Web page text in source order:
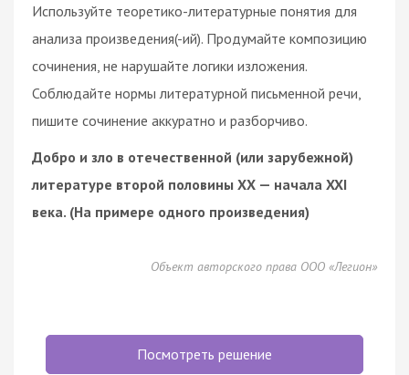
Используйте теоретико-литературные понятия для
анализа произведения(-ий). Продумайте композицию
сочинения, не нарушайте логики изложения.
Соблюдайте нормы литературной письменной речи,
пишите сочинение аккуратно и разборчиво.
Добро и зло в отечественной (или зарубежной)
литературе второй половины ХХ — начала XXI
века. (На примере одного произведения)
Объект авторского права ООО «Легион»
Посмотреть решение